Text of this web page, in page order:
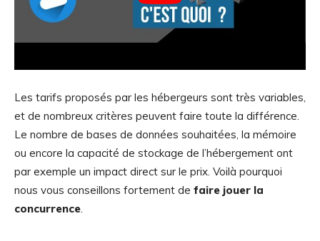
Les tarifs proposés par les hébergeurs sont très variables,
et de nombreux critères peuvent faire toute la différence.
Le nombre de bases de données souhaitées, la mémoire
ou encore la capacité de stockage de l’hébergement ont
par exemple un impact direct sur le prix. Voilà pourquoi
nous vous conseillons fortement de faire jouer la
concurrence.